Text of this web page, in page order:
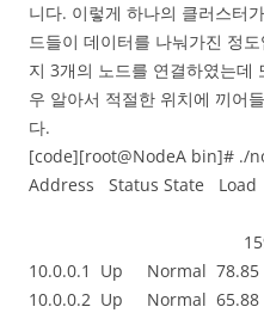
니다. 이렇게 하나의 클러스터
드들이 데이터를 나눠가진 정
지 3개의 노드를 연결하였는데
우 알아서 적절한 위치에 끼어
다.
[code][root@NodeA bin]# ./
Address Status
10.0.0.1 Up Normal 78.85
10.0.0.2 Up Normal